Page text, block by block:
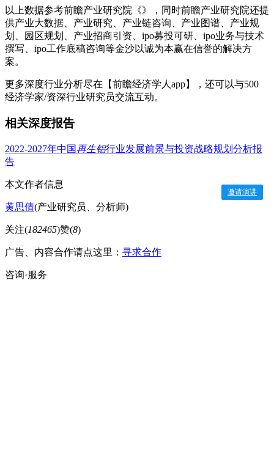
以上数据参考前瞻产业研究院《》，同时前瞻产业研究院还提
供产业大数据、产业研究、产业链咨询、产业图谱、产业规
划、园区规划、产业招商引资、ipo募投可研、ipo业务与技术
撰写、ipo工作底稿咨询等金沙以诚为本赢在信誉的解决方
案。
更多深度行业分析尽在【前瞻经济学人app】，还可以与500
经济学家/资深行业研究员交流互动。
相关深度报告
2022-2027年中国再生铝行业发展前景与投资战略规划分析报
告
本文作者信息
黄思倩(产业研究员、分析师)
关注(182465)赞(8)
邀请演讲
广告、内容合作请点这里： 寻求合作
咨询·服务